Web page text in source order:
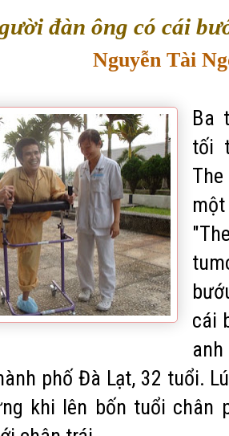
đàn ông có cái
NguyễnTài
Ba
tối
cái
phố Đà Lạt, 32 tuổi.
khi lên bốn tuổi chân